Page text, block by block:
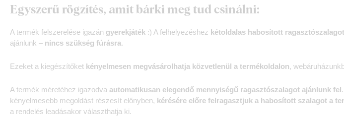
Egyszerű rögzítés, amit bárki meg tud csinálni:
A termék felszerelése igazán gyerekjáték :) A felhelyezéshez kétoldalas habosított ragasztószalagot
ajánlunk – nincs szükség fúrásra.
Ezeket a kiegészítőket kényelmesen megvásárolhatja közvetlenül a termékoldalon,
A termék méretéhez igazodva automatikusan elegendő mennyiségű ragasztószalagot ajánlunk fel
kényelmesebb megoldást részesít előnyben, kérésére előre felragasztjuk a habosított szalagot a
a rendelés leadásakor választhatja ki.